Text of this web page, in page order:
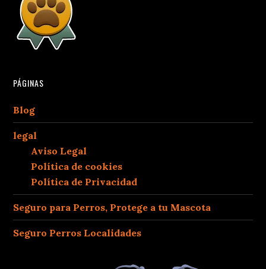
PÁGINAS
Blog
legal
Aviso Legal
Política de cookies
Política de Privacidad
Seguro para Perros, Protege a tu Mascota
Seguro Perros Localidades